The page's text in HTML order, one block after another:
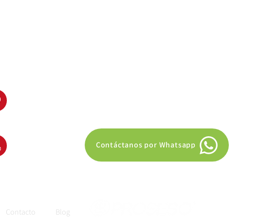
Contáctanos por Whatsapp
Contacto Blog